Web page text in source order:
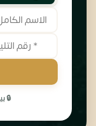
🔒